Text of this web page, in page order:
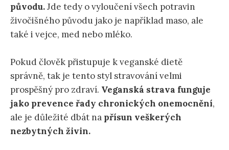
původu.Jde tedy o vyloučení všech potravin
živočišného původu jako je například maso, ale
také i vejce, med nebo mléko.
Pokud člověk přistupuje k veganské dietě
správně, tak je tento styl stravování velmi
prospěšný pro zdraví. Veganská strava funguje
jako prevence řady chronických onemocnění,
ale je důležité dbát na přísun veškerých
nezbytných živin.